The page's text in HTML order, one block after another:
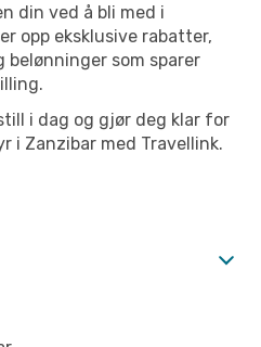
din ved å bli med i
opp eksklusive rabatter,
som sparer
i dag og gjør deg klar for
i Zanzibar med Travellink.